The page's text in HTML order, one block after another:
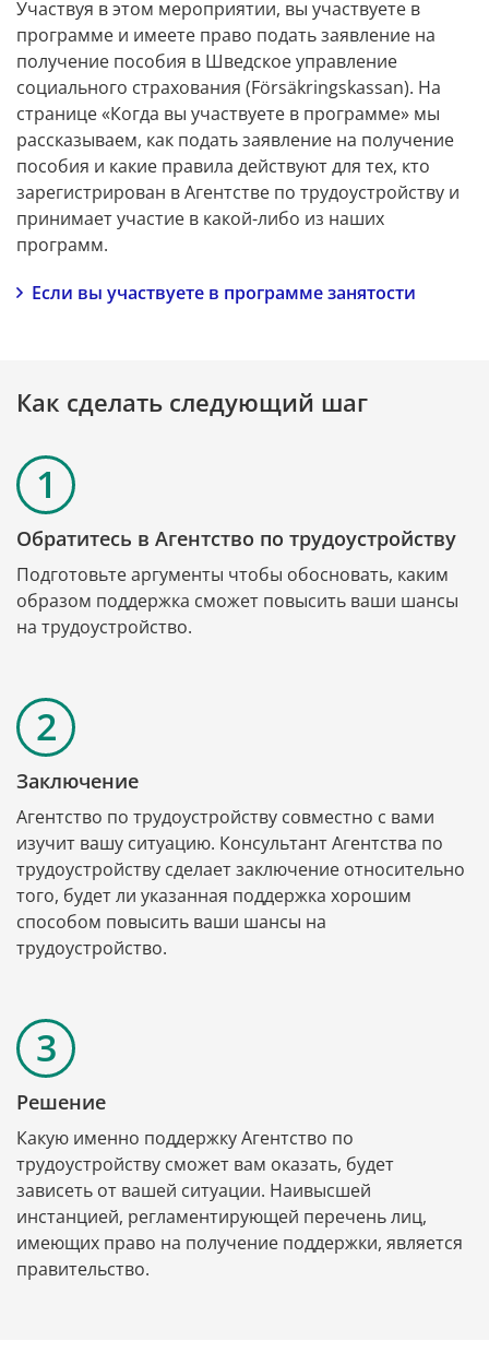
Участвуя в этом мероприятии, вы участвуете в
программе и имеете право подать заявление на
получение пособия в Шведское управление
социального страхования (Försäkringskassan). На
странице «Когда вы участвуете в программе» мы
рассказываем, как подать заявление на получение
пособия и какие правила действуют для тех, кто
зарегистрирован в Агентстве по трудоустройству и
принимает участие в какой-либо из наших
программ.
Если вы участвуете в программе занятости
Как сделать следующий шаг
Обратитесь в Агентство по трудоустройству
Подготовьте аргументы чтобы обосновать, каким
образом поддержка сможет повысить ваши шансы
на трудоустройство.
Заключение
Агентство по трудоустройству совместно с вами
изучит вашу ситуацию. Консультант Агентства по
трудоустройству сделает заключение относительно
того, будет ли указанная поддержка хорошим
способом повысить ваши шансы на
трудоустройство.
Решение
Какую именно поддержку Агентство по
трудоустройству сможет вам оказать, будет
зависеть от вашей ситуации. Наивысшей
инстанцией, регламентирующей перечень лиц,
имеющих право на получение поддержки, является
правительство.